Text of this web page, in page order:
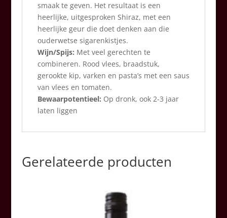
smaak te geven. Het resultaat is een
heerlijke, uitgesproken Shiraz, met een
heerlijke geur die doet denken aan die
ouderwetse sigarenkistjes.
Wijn/Spijs: Met veel gerechten te
combineren. Rood vlees, braadstuk,
gerookte kip, varken en pasta’s met een saus
van vlees en tomaten.
Bewaarpotentieel: Op dronk, ook 2-3 jaar
laten liggen
Gerelateerde producten